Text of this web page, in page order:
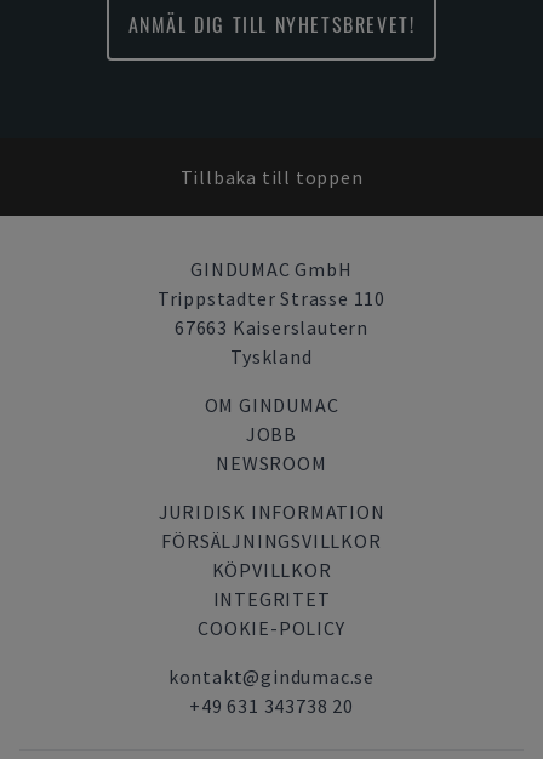
ANMÄL DIG TILL NYHETSBREVET!
Tillbaka till toppen
GINDUMAC GmbH
Trippstadter Strasse 110
67663 Kaiserslautern
Tyskland
OM GINDUMAC
JOBB
NEWSROOM
JURIDISK INFORMATION
FÖRSÄLJNINGSVILLKOR
KÖPVILLKOR
INTEGRITET
COOKIE-POLICY
kontakt@gindumac.se
+49 631 343738 20